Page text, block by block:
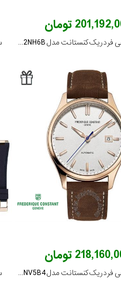
تومان
ساعت مچی فردریک کنستانت مدل FC-240ND2NH6B
تومان
ساعت مچی فردریک کنستانت مدل FC-303NV5B4